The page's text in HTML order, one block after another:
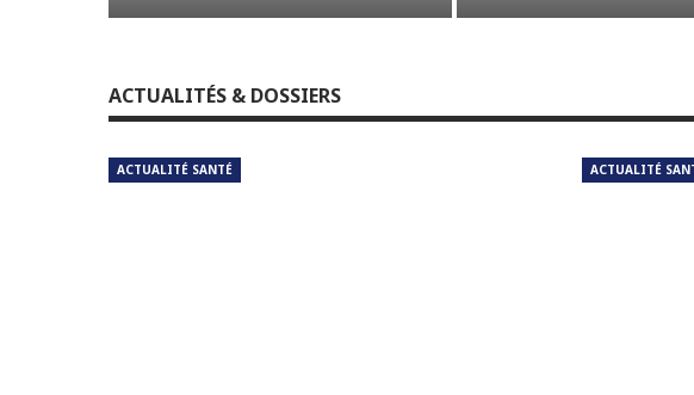
ACTUALITÉS & DOSSIERS
ACTUALITÉ SANTÉ ACTUALITÉ